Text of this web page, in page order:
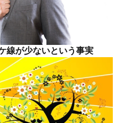
線が少ないという事実